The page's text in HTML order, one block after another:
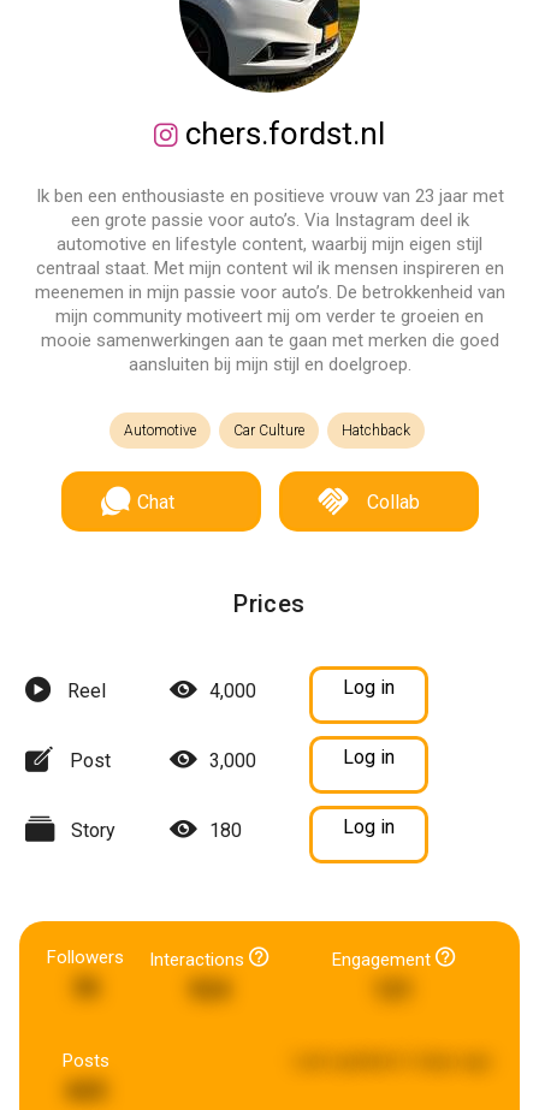
chers.fordst.nl
Ik ben een enthousiaste en positieve vrouw van 23 jaar met
een grote passie voor auto’s. Via Instagram deel ik
automotive en lifestyle content, waarbij mijn eigen stijl
centraal staat. Met mijn content wil ik mensen inspireren en
meenemen in mijn passie voor auto’s. De betrokkenheid van
mijn community motiveert mij om verder te groeien en
mooie samenwerkingen aan te gaan met merken die goed
aansluiten bij mijn stijl en doelgroep.
Automotive Car Culture Hatchback
Chat Collab
Prices
Reel 4,000 Log in
Post 3,000 Log in
Story 180 Log in
Followers Interactions Engagement
Posts
665